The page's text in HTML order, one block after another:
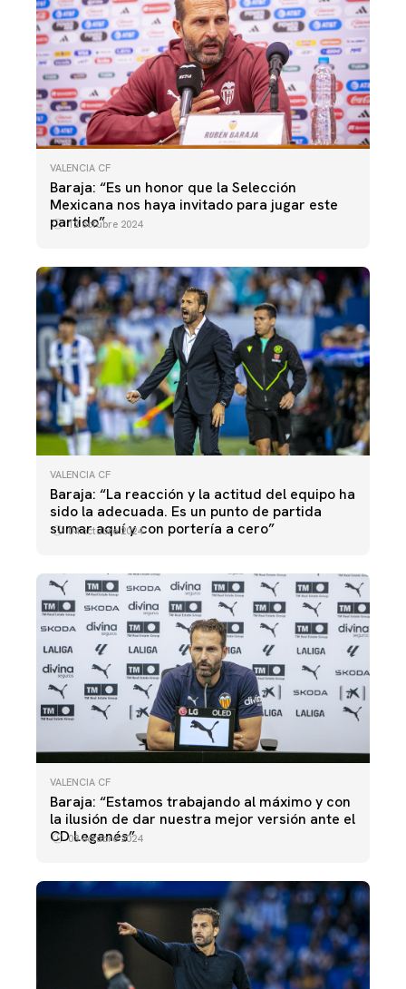
VALENCIA CF
Baraja: “Es un honor que la Selección
Mexicana nos haya invitado para jugar este
partido”
12 octubre 2024
VALENCIA CF
Baraja: “La reacción y la actitud del equipo ha
sido la adecuada. Es un punto de partida
sumar aquí y con portería a cero”
04 octubre 2024
VALENCIA CF
Baraja: “Estamos trabajando al máximo y con
la ilusión de dar nuestra mejor versión ante el
CD Leganés”
03 octubre 2024